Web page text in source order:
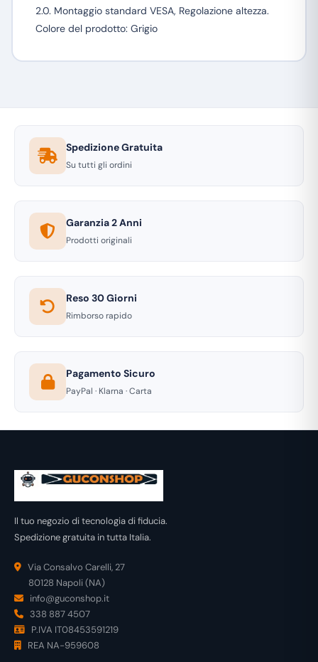
2.0. Montaggio standard VESA, Regolazione altezza.
Colore del prodotto: Grigio
Spedizione Gratuita
Su tutti gli ordini
Garanzia 2 Anni
Prodotti originali
Reso 30 Giorni
Rimborso rapido
Pagamento Sicuro
PayPal · Klarna · Carta
Il tuo negozio di tecnologia di fiducia.
Spedizione gratuita in tutta Italia.
Via Consalvo Carelli, 27
80128 Napoli (NA)
info@guconshop.it
338 887 4507
P.IVA IT08453591219
REA NA-959608